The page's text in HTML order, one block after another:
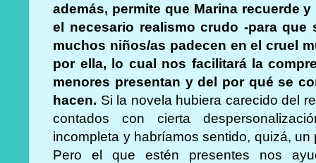
además, permite que Marina recuerde
el necesario realismo crudo -para
muchos niños/as padecen en el cruel
por ella, lo cual nos facilitará la
menores presentan y del por qué se
hacen. Si la novela hubiera carecido del
contados con cierta
incompleta y habríamos sentido, quizá,
Pero el que estén presentes nos